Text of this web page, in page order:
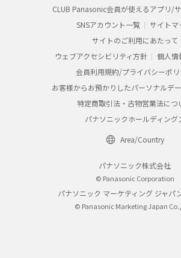
CLUB Panasonic会員が使えるアプリ/
SNSアカウント一覧
サイトマ
サイトのご利用にあたって
ウェブアクセシビリティ方針
個人情
会員利用規約/プライバシーポリ
お客様からお預かりしたパーソナルデ
特定商取引法・古物営業法につ
パナソニックホールディング
Area/Country
パナソニック株式会社
© Panasonic Corporation
パナソニック マーケティング ジャパ
© Panasonic Marketing Japan